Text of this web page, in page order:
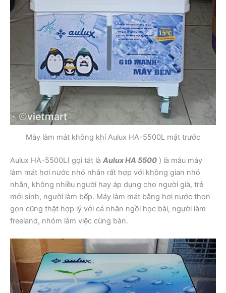
Máy làm mát không khí Aulux HA-5500L mặt trước
Aulux HA-5500L( gọi tắt là Aulux HA 5500 ) là mẫu máy
làm mát hơi nước nhỏ nhắn rất hợp với không gian nhỏ
nhắn, không nhiều người hay áp dụng cho người già, trẻ
mới sinh, người làm bếp. Máy làm mát bằng hơi nước thon
gọn cũng thật hợp lý với cá nhân ngồi học bài, người làm
freeland, nhóm làm việc cùng bàn.